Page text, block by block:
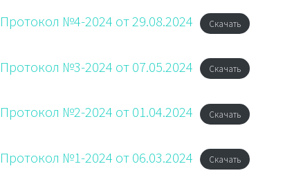
Протокол №4-2024 от 29.08.2024 Скачать
Протокол №3-2024 от 07.05.2024 Скачать
Протокол №2-2024 от 01.04.2024 Скачать
Протокол №1-2024 от 06.03.2024 Скачать